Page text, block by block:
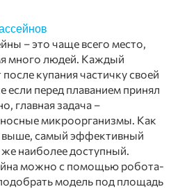
– это чаще всего место,
много людей. Каждый
купания частичку своей
перед плаванием принял
главная задача –
микроорганизмы. Как
выше, самый эффективный
наиболее доступный.
можно с помощью робота-
модель под площадь